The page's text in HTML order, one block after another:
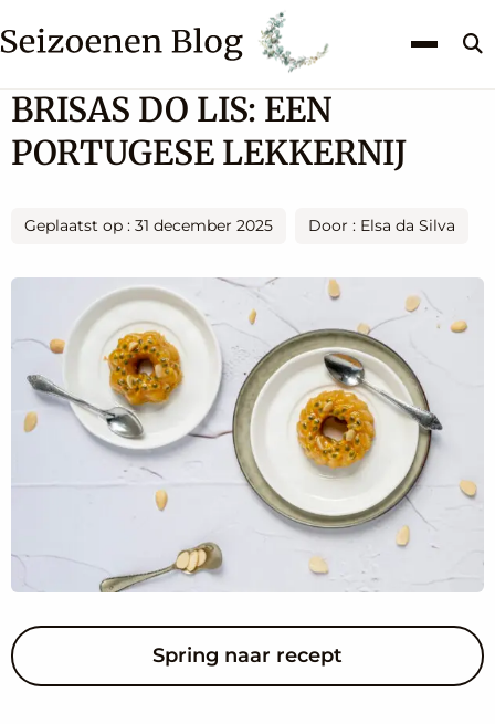
BRISAS DO LIS: EEN
PORTUGESE LEKKERNIJ
Geplaatst op : 31 december 2025 Door : Elsa da Silva
Spring naar recept